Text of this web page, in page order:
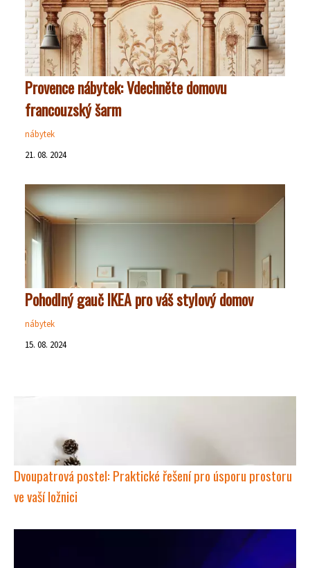
Provence nábytek: Vdechněte domovu
francouzský šarm
nábytek
21. 08. 2024
Pohodlný gauč IKEA pro váš stylový domov
nábytek
15. 08. 2024
Dvoupatrová postel: Praktické řešení pro úsporu prostoru
ve vaší ložnici